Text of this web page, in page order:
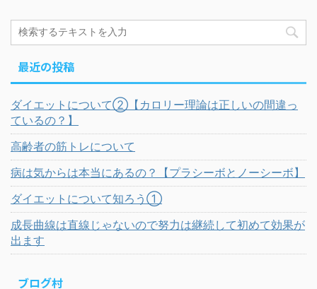
最近の投稿
ダイエットについて②【カロリー理論は正しいの間違っ
ているの？】
高齢者の筋トレについて
病は気からは本当にあるの？【プラシーボとノーシーボ】
ダイエットについて知ろう①
成長曲線は直線じゃないので努力は継続して初めて効果が
出ます
ブログ村